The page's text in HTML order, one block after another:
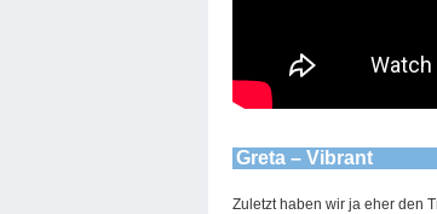
Greta – Vibrant
Zuletzt haben wir ja eher den